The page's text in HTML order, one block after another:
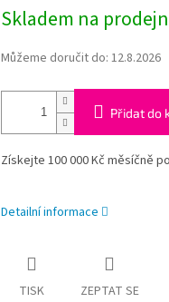
cena:
Skladem na
Můžeme doručit do: 12.8.2026
Přidat do
Získejte 100 000 Kč měsíčně
Detailní informace
TISK ZEPTAT SE